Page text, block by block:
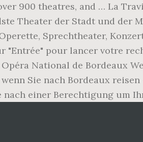
900 theatres, and … La
Theater der Stadt und der
Sprechtheater,
"Entrée" pour lancer votre
National de Bordeaux
wenn Sie nach Bordeaux
nach einer Berechtigung um